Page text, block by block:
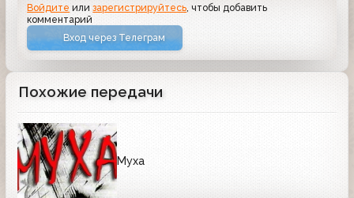
Войдите илизарегистрируйтесь , чтобы добавить
комментарий
Вход через Телеграм
Похожие передачи
Муха